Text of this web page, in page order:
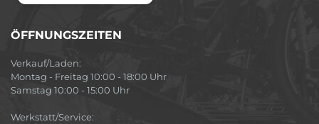
ÖFFNUNGSZEITEN
Verkauf/Laden:
Montag - Freitag 10:00 - 18:00 Uhr
Samstag 10:00 - 15:00 Uhr
Werkstatt/Service: